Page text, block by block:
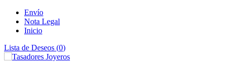
Envío
Nota Legal
Inicio
Lista de Deseos (0)